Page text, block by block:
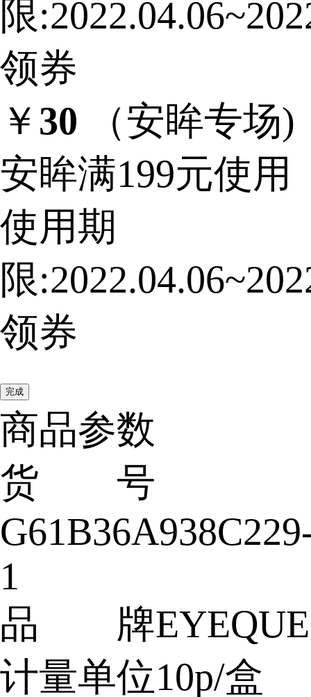
限
领券
￥ 30
（安眸专场)
安眸满199元使用
使用期
限
领券
完成
商品参数
货 号
1
品 牌EYEQUE
计量单位10p/盒